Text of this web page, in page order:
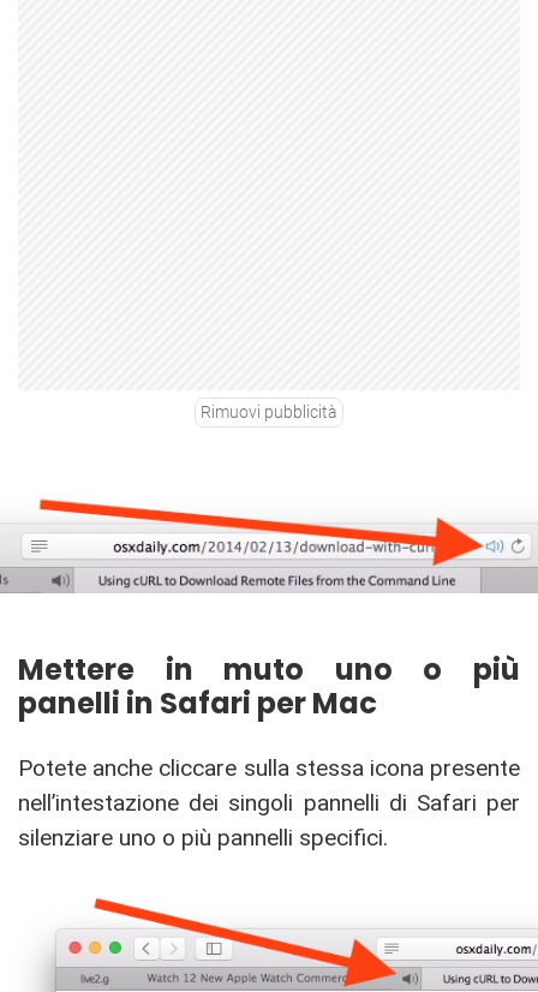
Rimuovi pubblicità
Mettere in muto uno o più
panelli in Safari per Mac
Potete anche cliccare sulla stessa icona presente
nell’intestazione dei singoli pannelli di Safari per
silenziare uno o più pannelli specifici.